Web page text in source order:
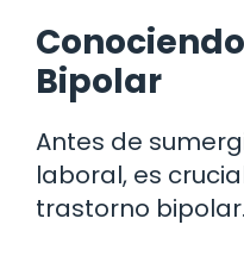
Bipolar
Antes de
laboral, es
trastorno bipolar.